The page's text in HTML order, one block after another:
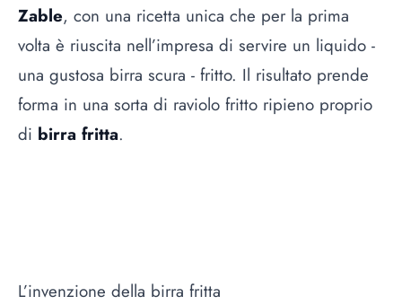
Zable, con una ricetta unica che per la prima
volta è riuscita nell’impresa di servire un liquido -
una gustosa birra scura - fritto. Il risultato prende
forma in una sorta di raviolo fritto ripieno proprio
di birra fritta.
L’invenzione della birra fritta